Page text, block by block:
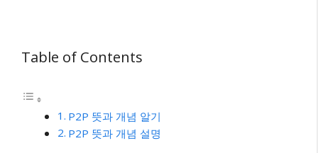
Table of Contents
P2P 뜻과 개념 알기
P2P 뜻과 개념 설명